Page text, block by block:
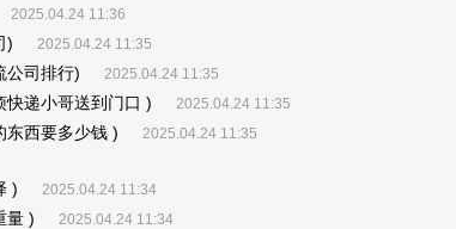
2025.04.24 11:36
) 2025.04.24 11:35
公司排行) 2025.04.24 11:35
快递小哥送到门口 ) 2025.04.24 11:35
东西要多少钱 ) 2025.04.24 11:35
) 2025.04.24 11:34
量 ) 2025.04.24 11:34